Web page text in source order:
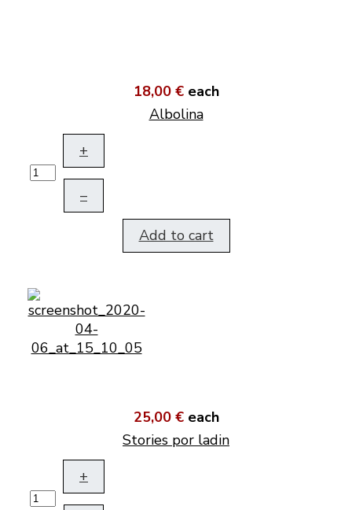
18,00 € each
Albolina
+
–
Add to cart
25,00 € each
Stories por ladin
+